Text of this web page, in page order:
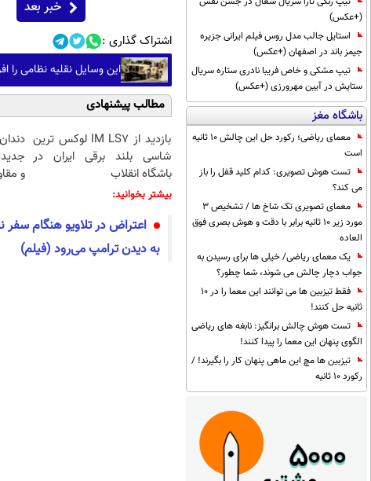
(+عکس)
استایل جالب مدل روس فیلم ایرانی جزیره
جیمز باند در اصفهان (+عکس)
تیپ مشکی و خاص فریبا نادری ستاره سریال
ستایش در آیین مهرورزی (+عکس)
باشگاه مغز
معمای ریاضی؛ رکورد حل این چالش 10 ثانیه
است
تست هوش تصویری: کدام کلید قفل را باز
می کند؟
معمای تصویری تک شاخ ها / تشخیص 3
مورد زیر 10 ثانیه برابر با دقت و هوش بصری فوق
العاده
یک معمای ریاضی/ خیلی ها برای رسیدن به
جواب دچار چالش می شوند، شما چطور؟
فقط تیزبین ها می توانند این معما را در 10
ثانیه حل کنند!
تست هوش چالش برانگیز: نابغه های ریاضی
الگوی پنهان این معما را پیدا کنند!
تیزبین ها مچ این ماهی پنهان کار را بگیرند! /
رکورد 10 ثانیه
خبر بعد
اشتراک گذاری :
این وسایل نقلیه نظامی را
مطالب پیشنهادی
بازدید از IM LS7 لوکس ترین
شاسی بلند برقی ایران در
باشگاه انقلاب
و
بیشتر بخوانید:
اعتراض در تلاویو هنگام سفر
به دیدن ترامپ می‌رود (فیلم)